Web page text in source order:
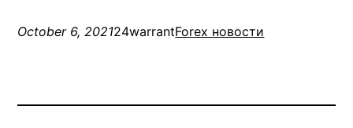
October 6, 202124warrantForex новости